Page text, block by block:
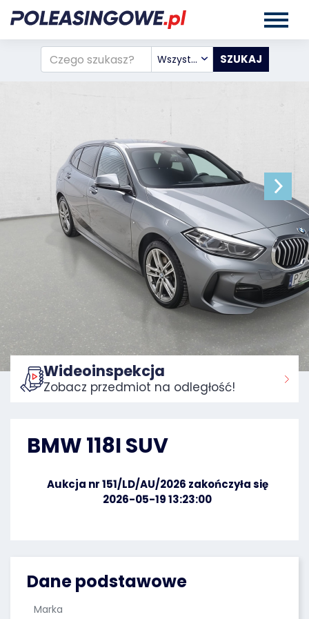
Wszystkie
Strona główna:
Dane podstawowe
Marka
Wideoinspekcja
Zobacz przedmiot na odległość!
BMW 118I SUV
Aukcja nr 151/LD/AU/2026 zakończyła się
2026-05-19 13:23:00